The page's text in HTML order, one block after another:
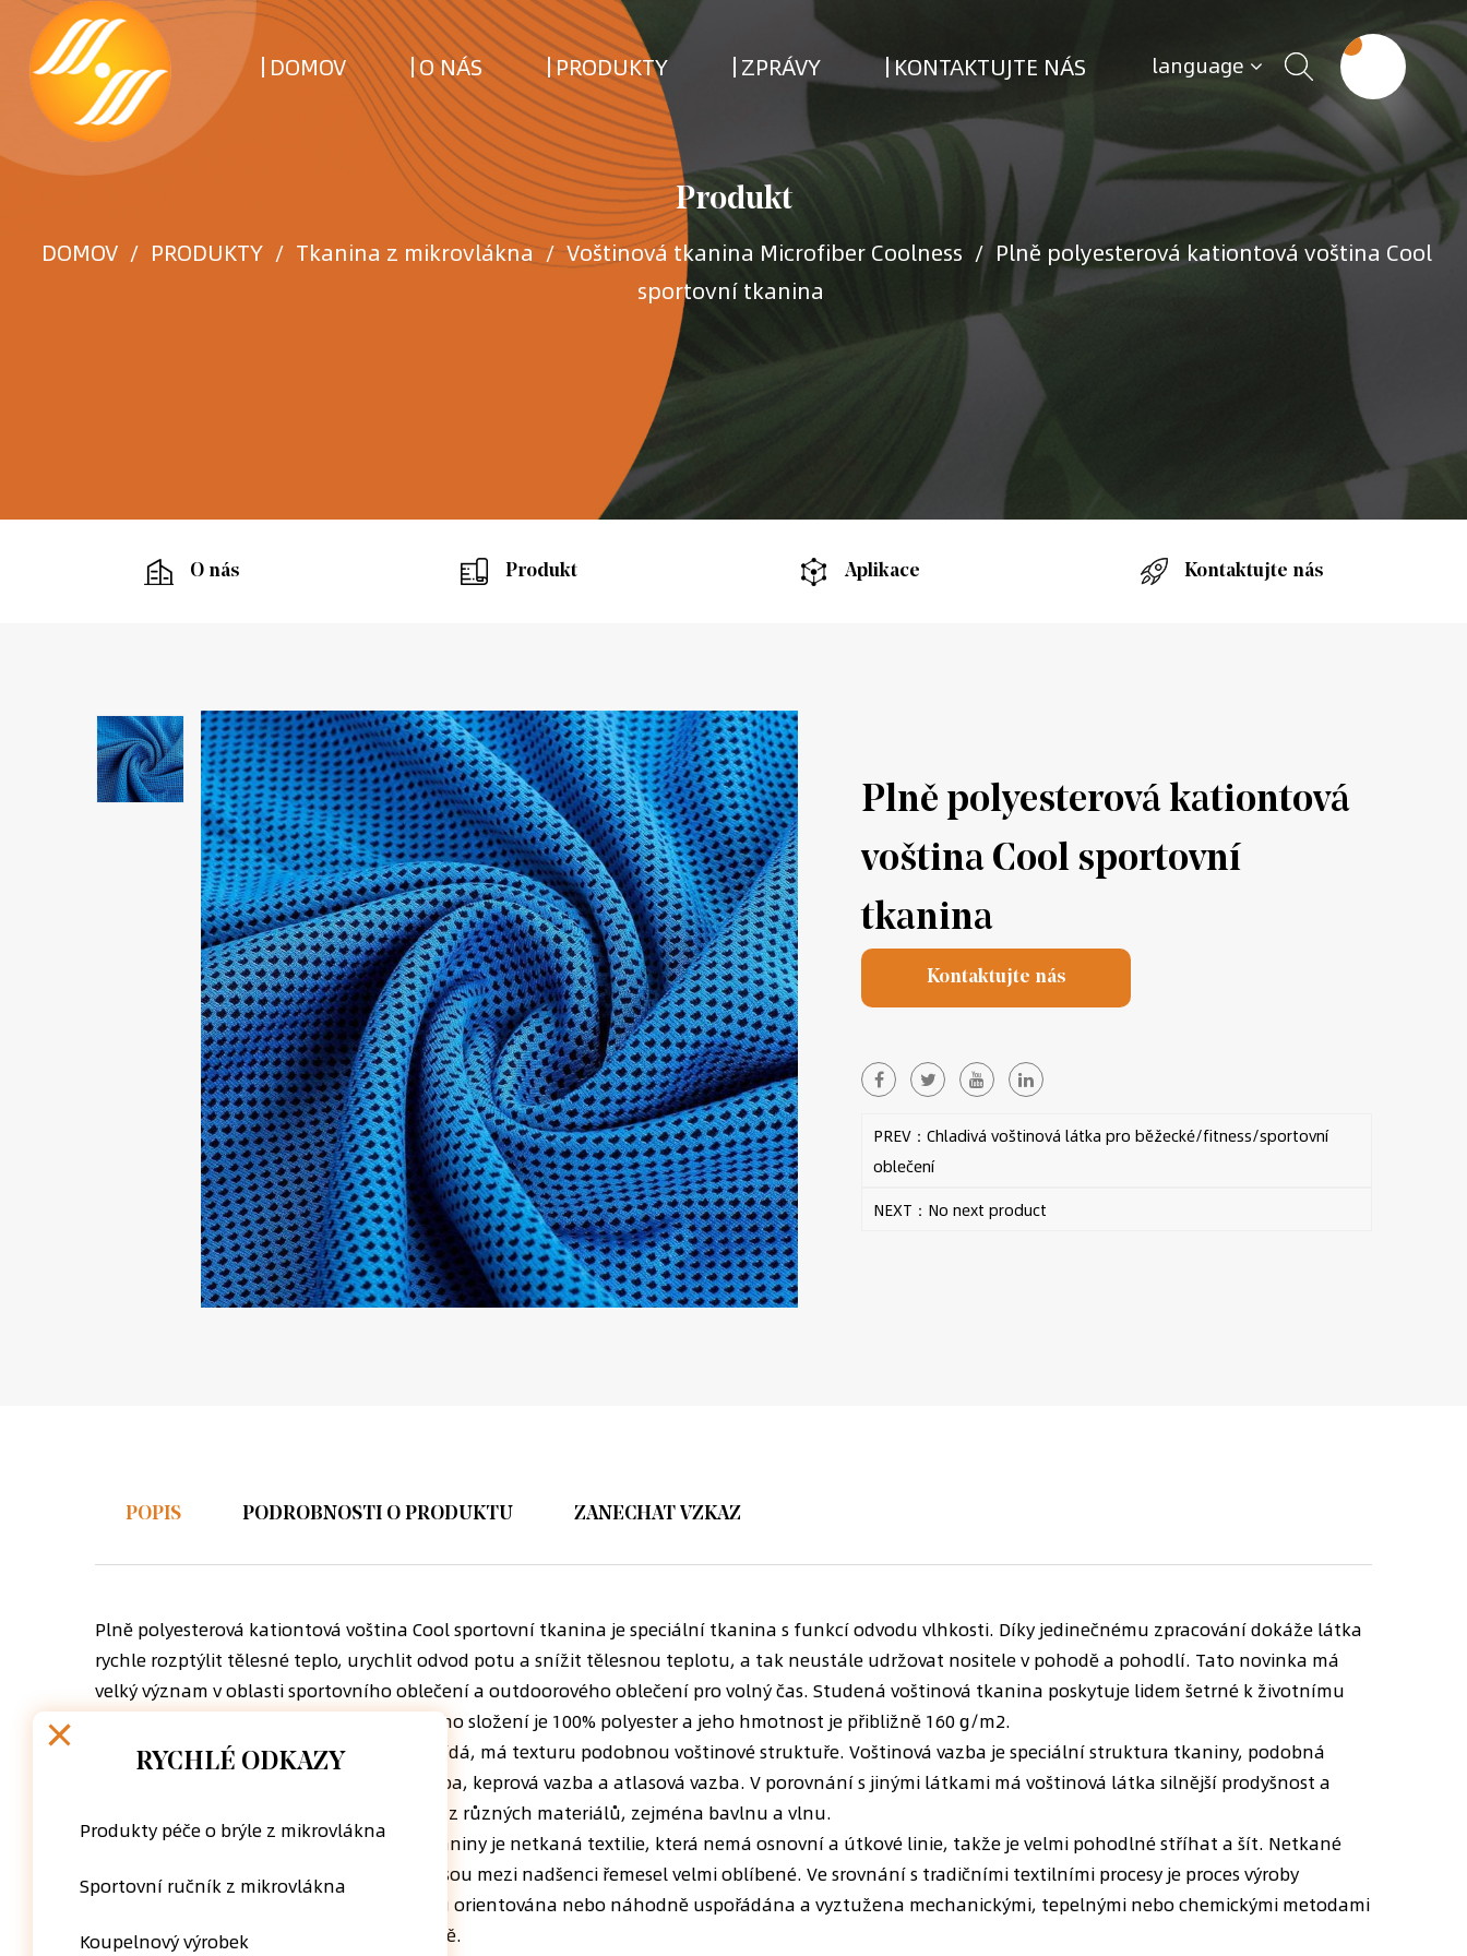
DOMOV O NÁS PRODUKTY ZPRÁVY KONTAKTUJTE NÁS language
Produkt
DOMOV / PRODUKTY / Tkanina z mikrovlákna/ Voštinová tkanina Microfiber Coolness / Plně polyesterová kationtová voština Cool
sportovní tkanina
O nás Produkt Aplikace Kontaktujte nás
Plně polyesterová kationtová
voština Cool sportovní
tkanina
Kontaktujte nás
PREV：Chladivá voštinová látka pro běžecké/fitness/sportovní
oblečení
NEXT：No next product
POPIS PODROBNOSTI O PRODUKTU ZANECHAT VZKAZ
Plně polyesterová kationtová voština Cool sportovní tkanina je speciální tkanina s funkcí odvodu vlhkosti. Díky jedinečnému zpracování dokáže látka
rychle rozptýlit tělesné teplo, urychlit odvod potu a snížit tělesnou teplotu, a tak neustále udržovat nositele v pohodě a pohodlí. Tato novinka má
velký význam v oblasti sportovního oblečení a outdoorového oblečení pro volný čas. Studená voštinová tkanina poskytuje lidem šetrné k životnímu
prostředí, pohodlné a chladné nošení. Jeho složení je 100% polyester a jeho hmotnost je přibližně 160 g/m2.
Cool voštinová látka, jak její název napovídá, má texturu podobnou voštinové struktuře. Voštinová vazba je speciální struktura tkaniny, podobná
běžným strukturám, jako je plátnová vazba, keprová vazba a atlasová vazba. V porovnání s jinými látkami má voštinová látka silnější prodyšnost a
vynikající stabilitu. Je vhodný pro tkaniny z různých materiálů, zejména bavlnu a vlnu.
Jedním z materiálů studené voštinové tkaniny je netkaná textilie, která nemá osnovní a útkové linie, takže je velmi pohodlné stříhat a šít. Netkané
textilie se zároveň snadno tvarují, takže jsou mezi nadšenci řemesel velmi oblíbené. Ve srovnání s tradičními textilními procesy je proces výroby
netkaných textilií jednodušší. Vlákna jsou orientována nebo náhodně uspořádána a vyztužena mechanickými, tepelnými nebo chemickými metodami
za účelem vytvoření struktury vláknité sítě.
RYCHLÉ ODKAZY
Produkty péče o brýle z mikrovlákna
Sportovní ručník z mikrovlákna
Koupelnový výrobek